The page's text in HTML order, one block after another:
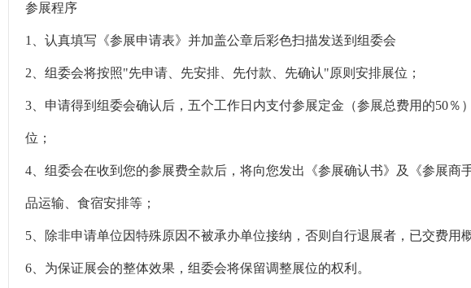
参展程序
1、认真填写《参展申请表》并加盖公章后彩色扫描发送到组委会
2、组委会将按照"先申请、先安排、先付款、先确认"原则安排展位；
3、申请得到组委会确认后，五个工作日内支付参展定金（参展总费用的50％
位；
4、组委会在收到您的参展费全款后，将向您发出《参展确认书》及《参展商
品运输、食宿安排等；
5、除非申请单位因特殊原因不被承办单位接纳，否则自行退展者，已交费用
6、为保证展会的整体效果，组委会将保留调整展位的权利。